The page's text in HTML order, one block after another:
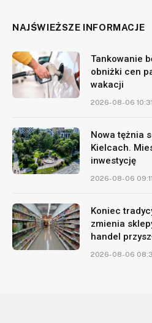
NAJŚWIEŻSZE INFORMACJE
Tankowanie
obniżki cen
wakacji
2026-08-06 10:31
Nowa tężnia
Kielcach.
inwestycję
2026-08-06 09:11
Koniec
zmienia
handel
2026-08-06